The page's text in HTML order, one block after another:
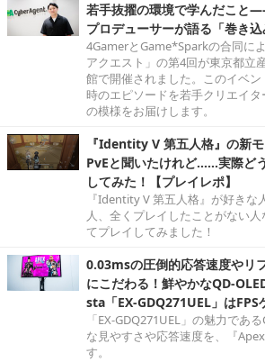
若手抜擢の環境で学んだこと
プロデューサーが語る「巻き
4GamerとGame*Sparkの合同に
アクエスト」の第4回が東京都立
館で開催されました。このイベ
時のエピソードを若手クリエイ
の模様をお届けします。
『Identity V 第五人格』の新
PvEと聞いたけれど……実際ど
してみた！【プレイレポ】
『Identity V 第五人格』が好きな
人、全くプレイしたことがない
てプレイしてみました！
0.03msの圧倒的応答速度やリ
にこだわる！鮮やかなQD-
sta「EX-GDQ271UEL」はFPS
「EX-GDQ271UEL」の魅力であ
な見やすさや応答速度を、『
す。